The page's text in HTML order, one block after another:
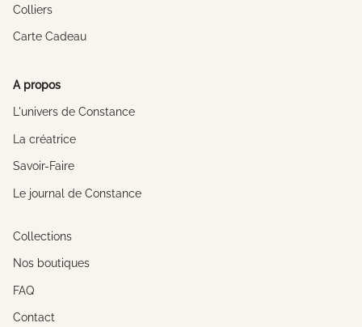
Colliers
Carte Cadeau
A propos
L'univers de Constance
La créatrice
Savoir-Faire
Le journal de Constance
Collections
Nos boutiques
FAQ
Contact